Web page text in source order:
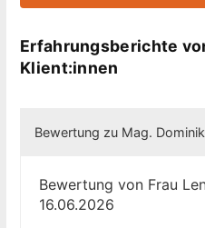
Erfahrungsberichte
Klient:innen
Bewertung zu Mag.
Bewertung von Frau
16.06.2026